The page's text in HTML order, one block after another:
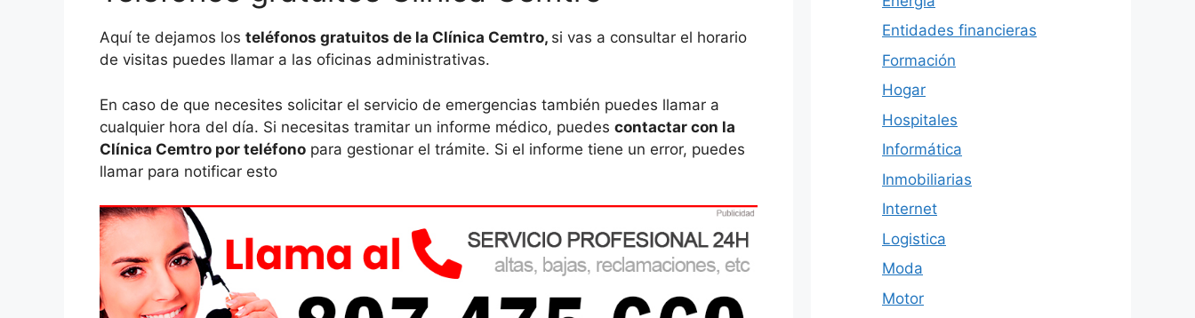
Aquí te dejamos los teléfonos gratuitos de la Clínica Cemtro, si vas a consultar el horario
de visitas puedes llamar a las oficinas administrativas.
En caso de que necesites solicitar el servicio de emergencias también puedes llamar a
cualquier hora del día. Si necesitas tramitar un informe médico, puedes contactar con la
Clínica Cemtro por teléfono para gestionar el trámite. Si el informe tiene un error, puedes
llamar para notificar esto
Entidades financieras
Formación
Hogar
Hospitales
Informática
Inmobiliarias
Internet
Logistica
Moda
Motor